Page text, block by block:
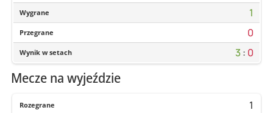
Wygrane 1
Przegrane 0
Wynik w setach 3: 0
Mecze na wyjeździe
Rozegrane 1